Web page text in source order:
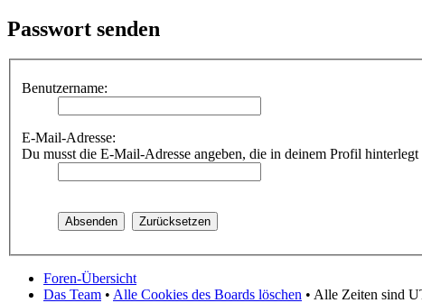
Passwort senden
Benutzername:
E-Mail-Adresse:
Du musst die E-Mail-Adresse angeben, die in deinem Profil
Foren-Übersicht
Das Team • Alle Cookies des Boards löschen • Alle Zeiten sind